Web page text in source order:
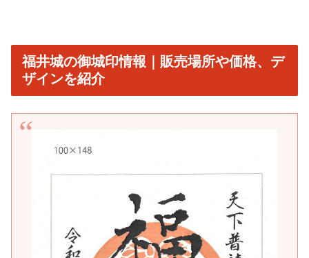
福井城の御城印情報｜販売場所や価格、デ
ザインを紹介